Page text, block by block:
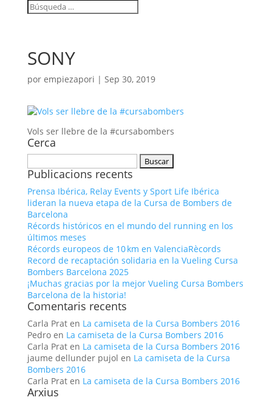
SONY
por empiezapori | Sep 30, 2019
Vols ser llebre de la #cursabombers
Cerca
Publicacions recents
Prensa Ibérica, Relay Events y Sport Life Ibérica
lideran la nueva etapa de la Cursa de Bombers de
Barcelona
Récords históricos en el mundo del running en los
últimos meses
Récords europeos de 10 km en ValenciaRècords
Record de recaptación solidaria en la Vueling Cursa
Bombers Barcelona 2025
¡Muchas gracias por la mejor Vueling Cursa Bombers
Barcelona de la historia!
Comentaris recents
Carla Praten La camiseta de la Cursa Bombers 2016
Pedroen La camiseta de la Cursa Bombers 2016
Carla Praten La camiseta de la Cursa Bombers 2016
jaume dellunder pujol en La camiseta de la Cursa
Bombers 2016
Carla Praten La camiseta de la Cursa Bombers 2016
Arxius